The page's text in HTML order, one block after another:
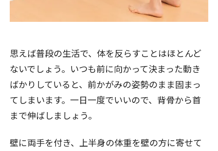
思えば普段の生活で、体を反らすことはほとんど
ないでしょう。いつも前に向かって決まった動き
ばかりしていると、前かがみの姿勢のまま固まっ
てしまいます。一日一度でいいので、背骨から首
まで伸ばしましょう。
壁に両手を付き、上半身の体重を壁の方に寄せて